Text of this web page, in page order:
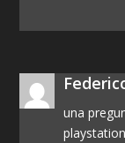
una